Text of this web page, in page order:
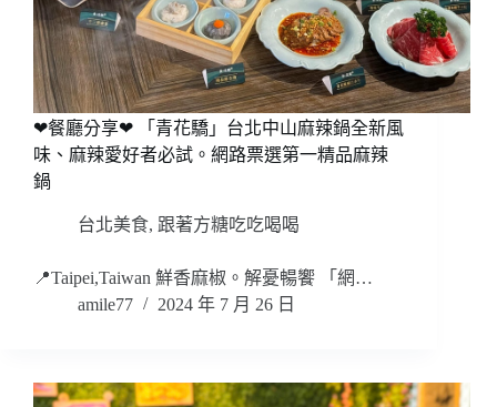
❤餐廳分享❤ 「青花驕」台北中山麻辣鍋全新風
味、麻辣愛好者必試。網路票選第一精品麻辣
鍋
台北美食, 跟著方糖吃吃喝喝
📍Taipei,Taiwan 鮮香麻椒。解憂暢饗 「網…
amile77
2024 年 7 月 26 日